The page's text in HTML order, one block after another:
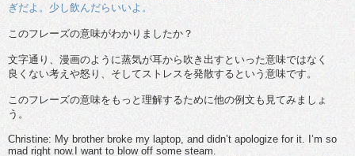
ぎだよ。少し飲んだらいいよ。
このフレーズの意味がわかりましたか？
文字通り、漫画のように蒸気が耳から吹き出すといった意味ではなく
良くない考えや怒り、そしてストレスを発散するという意味です。
このフレーズの意味をもっと理解するために他の例文も見てみましょ
う。
Christine: My brother broke my laptop, and didn’t apologize for it. I’m so
mad right now.I want to blow off some steam.